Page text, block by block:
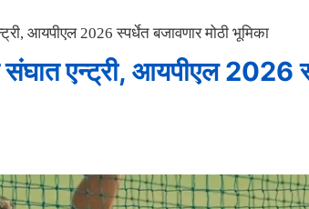
आयपीएल 2026 स्पर्धेत बजावणार मोठी भूमिका
संघात एन्ट्री, आयपीएल 2026